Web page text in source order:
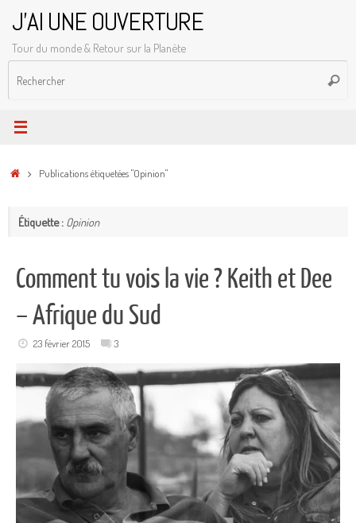
contenu
J'AI UNE OUVERTURE
Tour du monde & Retour sur la Planète
AccueilPublications étiquetées "Opinion"
Étiquette : Opinion
Comment tu vois la vie ? Keith et Dee
– Afrique du Sud
23 février 2015 3